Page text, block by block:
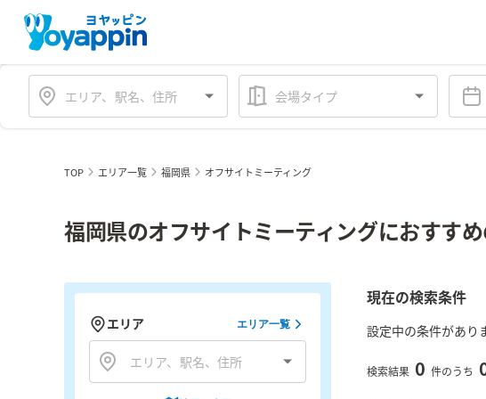
会場タイプ
TOP エリア一覧 福岡県 オフサイトミーティング
福岡県のオフサイトミーティングにおすす
現在の検索条件
設定中の条件があり
検索結果 0 件のうち
エリア エリア一覧